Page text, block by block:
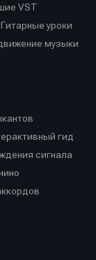
VST
Гитарные уроки
музыки
гид
сигнала